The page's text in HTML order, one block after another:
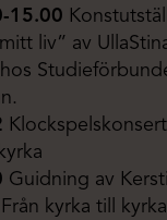
15.00
liv” av
Guidning av
kyrka till